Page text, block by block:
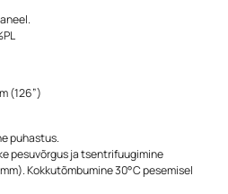
(126”)
puhastus.
pesuvõrgus ja tsentrifuugimine
Kokkutõmbumine 30°C pesemisel